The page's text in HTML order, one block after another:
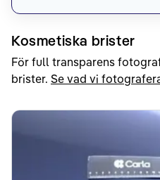
Kosmetiska brister
För full transparens
brister. Se vad vi